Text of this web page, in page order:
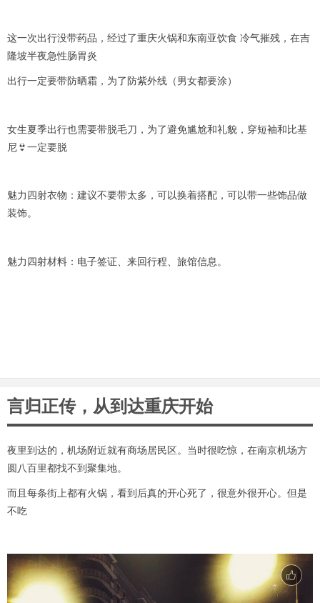
这一次出行没带药品，经过了重庆火锅和东南亚饮食 冷气摧残，在吉
隆坡半夜急性肠胃炎
出行一定要带防晒霜，为了防紫外线（男女都要涂）
女生夏季出行也需要带脱毛刀，为了避免尴尬和礼貌，穿短袖和比基
尼👙一定要脱
魅力四射衣物：建议不要带太多，可以换着搭配，可以带一些饰品做
装饰。
魅力四射材料：电子签证、来回行程、旅馆信息。
言归正传，从到达重庆开始
夜里到达的，机场附近就有商场居民区。当时很吃惊，在南京机场方
圆八百里都找不到聚集地。
而且每条街上都有火锅，看到后真的开心死了，很意外很开心。但是
不吃